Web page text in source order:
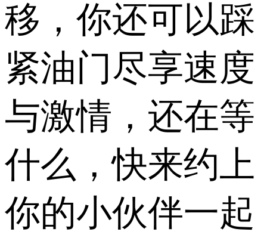
移，你还可以踩
紧油门尽享速度
与激情，还在等
什么，快来约上
你的小伙伴一起